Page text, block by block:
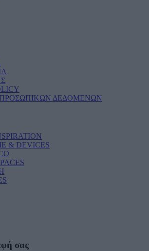
ΠΡΟΣΩΠΙΚΩΝ ΔΕΔΟΜΕΝΩΝ
& DEVICES
σας